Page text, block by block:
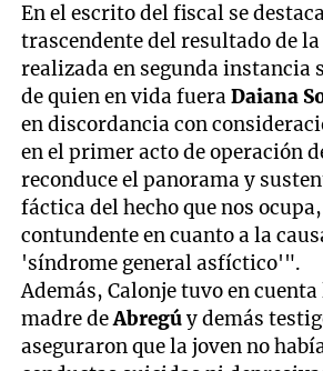
En el escrito del fiscal se
trascendente del resultado de
realizada en segunda instancia
de quien en vida fuera Daiana
en discordancia con
en el primer acto de operación
reconduce el panorama y
fáctica del hecho que nos
contundente en cuanto a la
'síndrome general asfíctico'".
Además, Calonje tuvo en
madre deAbregúy demás
aseguraron que la joven no